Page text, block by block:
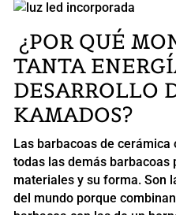
¿POR QUÉ
TANTA
DESARROLLO
KAMADOS?
Las barbacoas de
todas las demás barbacoas
materiales y su forma. Son
del mundo porque